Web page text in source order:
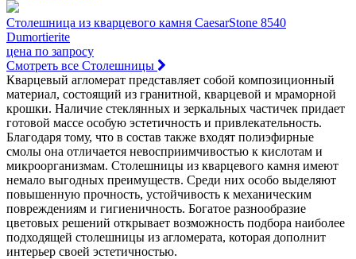
Столешница из кварцевого камня CaesarStone 8540
Dumortierite
цена по запросу
Смотреть все Столешницы
Кварцевый агломерат представляет собой композиционный
материал, состоящий из гранитной, кварцевой и мраморной
крошки. Наличие стеклянных и зеркальных частичек придает
готовой массе особую эстетичность и привлекательность.
Благодаря тому, что в состав также входят полиэфирные
смолы она отличается невосприимчивостью к кислотам и
микроорганизмам. Столешницы из кварцевого камня имеют
немало выгодных преимуществ. Среди них особо выделяют
повышенную прочность, устойчивость к механическим
повреждениям и гигиеничность. Богатое разнообразие
цветовых решений открывает возможность подбора наиболее
подходящей столешницы из агломерата, которая дополнит
интерьер своей эстетичностью.